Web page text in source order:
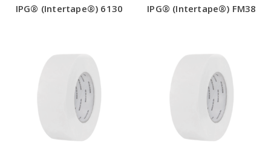
IPG® (Intertape®) 6130
IPG® (Intertape®) FM38